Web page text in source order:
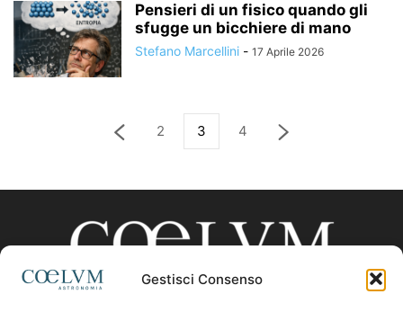
Gestisci Consenso
Pensieri di un fisico quando gli
sfugge un bicchiere di mano
Stefano Marcellini - 17 Aprile 2026
2 3 4